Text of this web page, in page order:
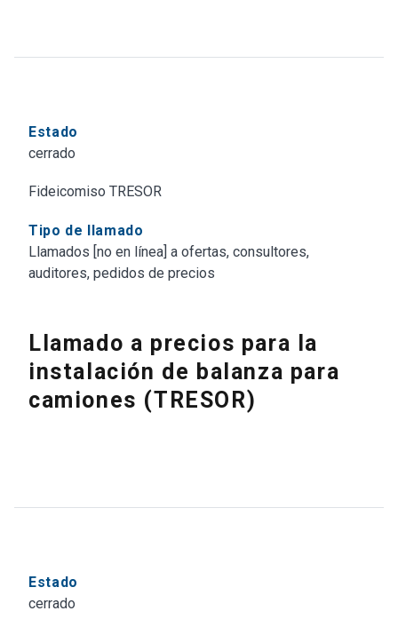
Estado
cerrado
Fideicomiso TRESOR
Tipo de llamado
Llamados [no en línea] a ofertas, consultores,
auditores, pedidos de precios
Llamado a precios para la
instalación de balanza para
camiones (TRESOR)
Estado
cerrado